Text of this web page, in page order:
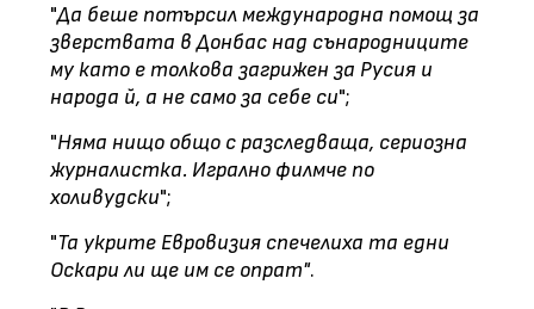
"Да беше потърсил международна помощ за
зверствата в Донбас над сънародниците
му като е толкова загрижен за Русия и
народа й, а не само за себе си";
"Няма нищо общо с разследваща, сериозна
журналистка. Игрално филмче по
холивудски";
"Та укрите Евровизия спечелиха та едни
Оскари ли ще им се опрат".